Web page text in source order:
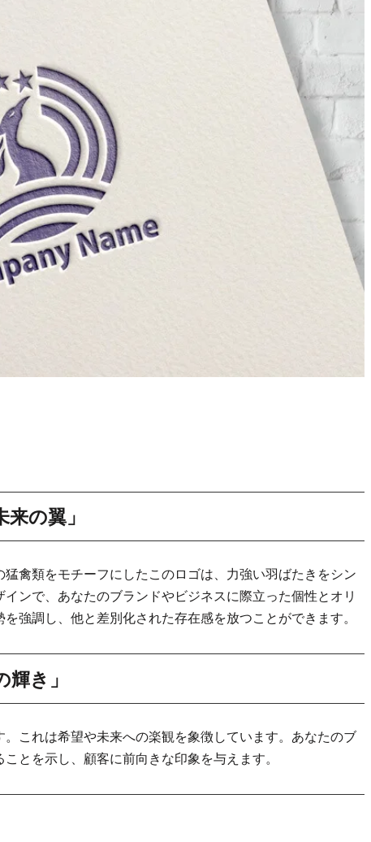
の翼」
禽類をモチーフにしたこのロゴは、力強い羽ばたきをシン
ンで、あなたのブランドやビジネスに際立った個性とオリ
強調し、他と差別化された存在感を放つことができます。
き」
これは希望や未来への楽観を象徴しています。あなたのブ
とを示し、顧客に前向きな印象を与えます。